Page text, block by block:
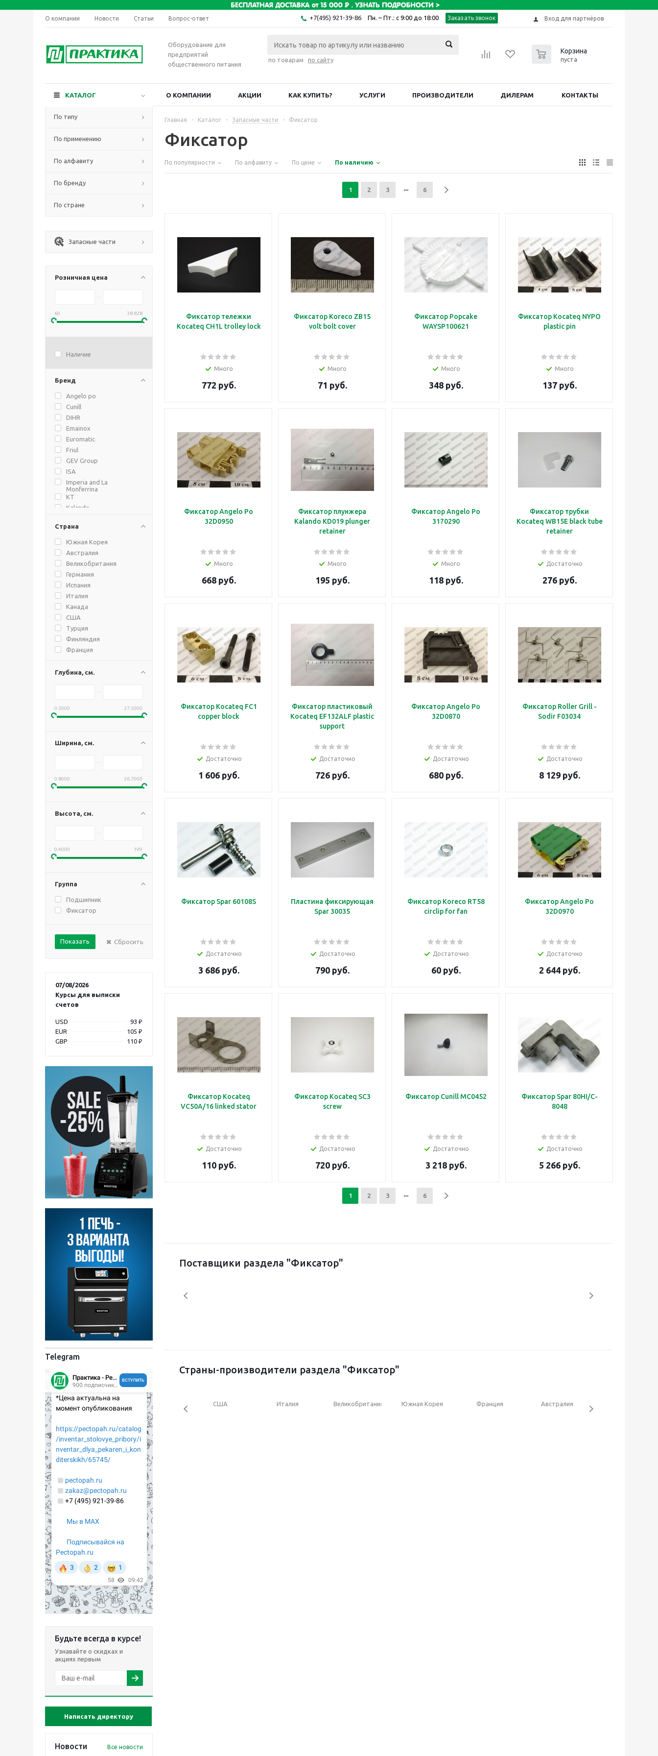
О компании Новости Статьи Вопрос-ответ +7(495) 921-39-86 Пн. – Пт.: с 9:00 до 18:00 Заказать звонок Вход для партнёров
Оборудование для
предприятий
общественного питания
по товарам по сайту
Корзина
пуста
КАТАЛОГ О КОМПАНИИ АКЦИИ КАК КУПИТЬ? УСЛУГИ ПРОИЗВОДИТЕЛИ ДИЛЕРАМ КОНТАКТЫ
По типу
По применению
По алфавиту
По бренду
По стране
Запасные части
Розничная цена
60 38 828
Наличие
Бренд
Angelo po
Cunill
DIHR
Emainox
Euromatic
Friul
GEV Group
ISA
Imperia and La
Monferrina
KT
Kalando
Kocateq.
Koreco
LF
Lincat
Nemox
OEM-ALI
Popcake
Professional Spares
Robot Coupe
Roller Grill - Sodir
Sigma
Spar
Страна
Южная Корея
Австралия
Великобритания
Германия
Испания
Италия
Канада
США
Турция
Финляндия
Франция
Глубина, см.
0.2000 27.5000
Ширина, см.
0.8000 26.7000
Высота, см.
0.4000 199
Группа
Подшипник
Фиксатор
Сбросить
07/08/2026
Курсы для выписки
счетов
USD
93 ₽
EUR
105 ₽
GBP
110 ₽
Telegram
Будьте всегда в курсе!
Узнавайте о скидках и
акциях первым
Написать директору
Новости Все новости
Главная - Каталог - Запасные части - Фиксатор
Фиксатор
По популярности По алфавиту По цене По наличию
1 2 3 6
Фиксатор тележки
Kocateq CH1L trolley lock
Много
772 руб.
Фиксатор Koreco ZB15
volt bolt cover
Много
71 руб.
Фиксатор Popcake
WAYSP100621
Много
348 руб.
Фиксатор Kocateq NYPO
plastic pin
Много
137 руб.
Фиксатор Angelo Po
32D0950
Много
668 руб.
Фиксатор плунжера
Kalando KD019 plunger
retainer
Много
195 руб.
Фиксатор Angelo Po
3170290
Много
118 руб.
Фиксатор трубки
Kocateq WB15E black tube
retainer
Достаточно
276 руб.
Фиксатор Kocateq FC1
copper block
Достаточно
1 606 руб.
Фиксатор пластиковый
Kocateq EF132ALF plastic
support
Достаточно
726 руб.
Фиксатор Angelo Po
32D0870
Достаточно
680 руб.
Фиксатор Roller Grill -
Sodir F03034
Достаточно
8 129 руб.
Фиксатор Spar 60108S
Достаточно
3 686 руб.
Пластина фиксирующая
Spar 30035
Достаточно
790 руб.
Фиксатор Koreco RT58
circlip for fan
Достаточно
60 руб.
Фиксатор Angelo Po
32D0970
Достаточно
2 644 руб.
Фиксатор Kocateq
VC50A/16 linked stator
Достаточно
110 руб.
Фиксатор Kocateq SC3
screw
Достаточно
720 руб.
Фиксатор Cunill MC0452
Достаточно
3 218 руб.
Фиксатор Spar 80HI/C-
8048
Достаточно
5 266 руб.
1 2 3 6
Поставщики раздела "Фиксатор"
Страны-производители раздела "Фиксатор"
США Италия Великобритания Южная Корея Франция Австралия